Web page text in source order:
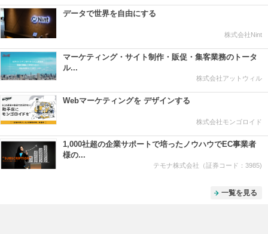
データで世界を自由にする
株式会社Nint
マーケティング・サイト制作・販促・集客業務のトータ
ル...
株式会社アットウィル
Webマーケティングを デザインする
株式会社モンゴロイド
1,000社超の企業サポートで培ったノウハウでEC事業者
様の...
テモナ株式会社（証券コード：3985)
一覧を見る